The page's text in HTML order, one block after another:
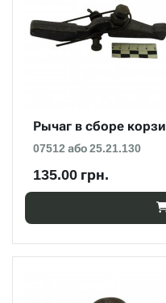
Рычаг в сборе
07512 або 25.21.130
135.00 грн.